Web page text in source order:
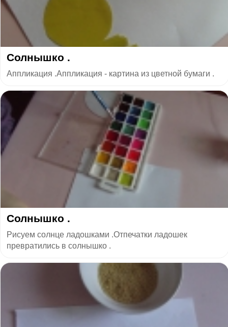
Солнышко .
Аппликация .Аппликация - картина из цветной бумаги .
Солнышко .
Рисуем солнце ладошками .Отпечатки ладошек
превратились в солнышко .